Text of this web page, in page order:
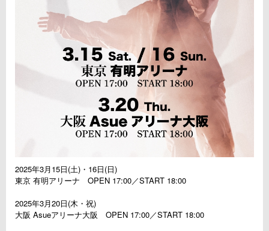
2025年3月15日(土)・16日(日)
東京 有明アリーナ OPEN 17:00／START 18:00
2025年3月20日(木・祝)
大阪 Asueアリーナ大阪 OPEN 17:00／START 18:00